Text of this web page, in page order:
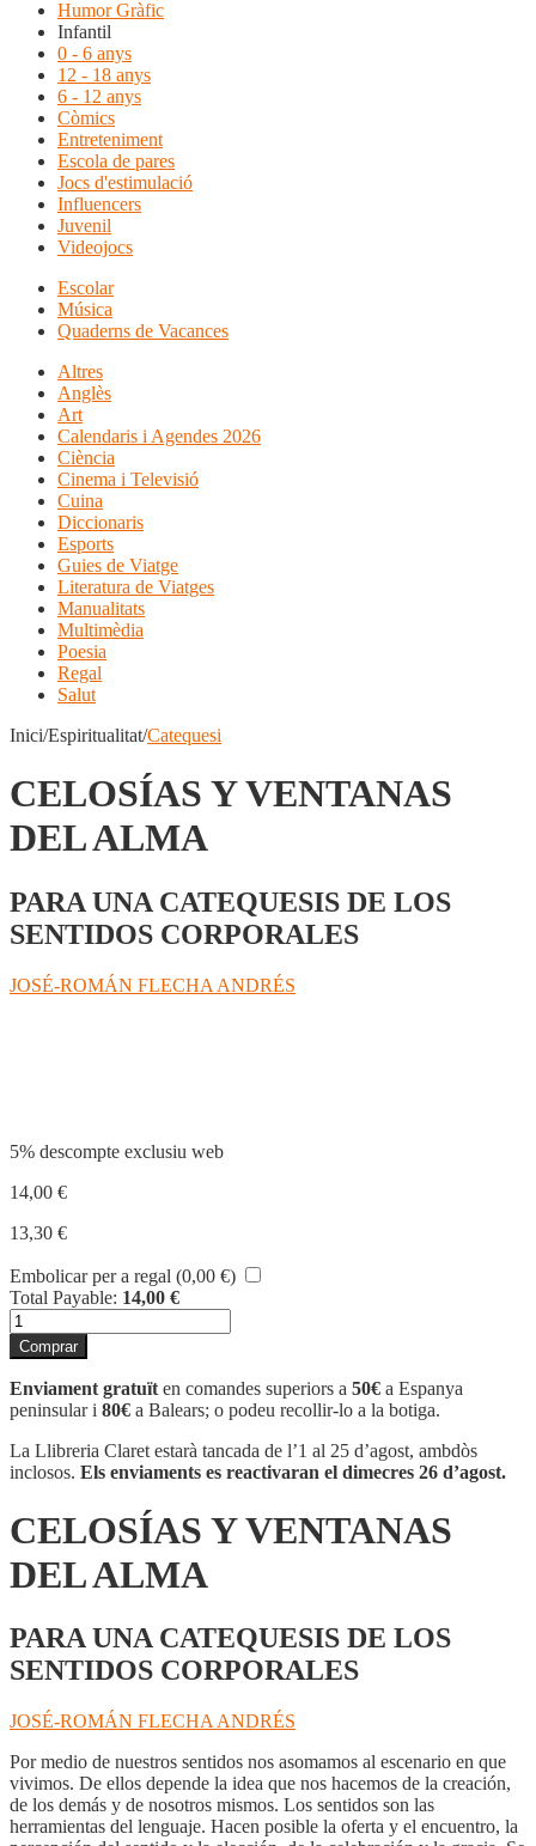
Humor Gràfic
Infantil
0 - 6 anys
12 - 18 anys
6 - 12 anys
Còmics
Entreteniment
Escola de pares
Jocs d'estimulació
Influencers
Juvenil
Videojocs
Escolar
Música
Quaderns de Vacances
Altres
Anglès
Art
Calendaris i Agendes 2026
Ciència
Cinema i Televisió
Cuina
Diccionaris
Esports
Guies de Viatge
Literatura de Viatges
Manualitats
Multimèdia
Poesia
Regal
Salut
Inici/Espiritualitat/Catequesi
CELOSÍAS Y VENTANAS
DEL ALMA
PARA UNA CATEQUESIS DE LOS
SENTIDOS CORPORALES
JOSÉ-ROMÁN FLECHA ANDRÉS
5% descompte exclusiu web
14,00 €
13,30 €
Embolicar per a regal (0,00 €)
Total Payable: 14,00 €
quantitat
de
CELOSÍAS
Y
VENTANAS
DEL
ALMA
Comprar
Enviament gratuït en comandes superiors a 50€ a Espanya
peninsular i 80€ a Balears; o podeu recollir-lo a la botiga.
La Llibreria Claret estarà tancada de l’1 al 25 d’agost, ambdòs
inclosos. Els enviaments es reactivaran el dimecres 26 d’agost.
CELOSÍAS Y VENTANAS
DEL ALMA
PARA UNA CATEQUESIS DE LOS
SENTIDOS CORPORALES
JOSÉ-ROMÁN FLECHA ANDRÉS
Por medio de nuestros sentidos nos asomamos al escenario en que
vivimos. De ellos depende la idea que nos hacemos de la creación,
de los demás y de nosotros mismos. Los sentidos son las
herramientas del lenguaje. Hacen posible la oferta y el encuentro, la